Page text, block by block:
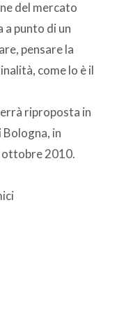
del mercato
a punto di un
pensare la
come lo è il
riproposta in
in
ottobre 2010.